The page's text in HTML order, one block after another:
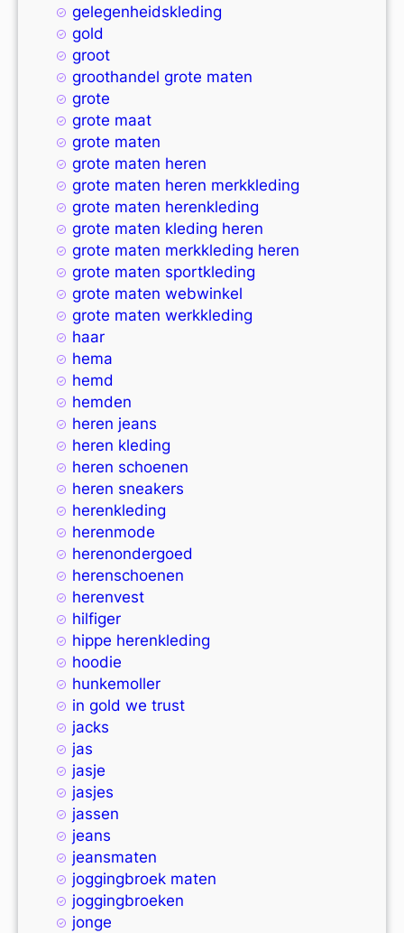
gelegenheidskleding
gold
groot
groothandel grote maten
grote
grote maat
grote maten
grote maten heren
grote maten heren merkkleding
grote maten herenkleding
grote maten kleding heren
grote maten merkkleding heren
grote maten sportkleding
grote maten webwinkel
grote maten werkkleding
haar
hema
hemd
hemden
heren jeans
heren kleding
heren schoenen
heren sneakers
herenkleding
herenmode
herenondergoed
herenschoenen
herenvest
hilfiger
hippe herenkleding
hoodie
hunkemoller
in gold we trust
jacks
jas
jasje
jasjes
jassen
jeans
jeansmaten
joggingbroek maten
joggingbroeken
jonge